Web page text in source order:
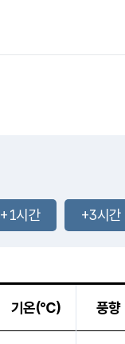
+1시간 +3시간
기온(℃) 풍향